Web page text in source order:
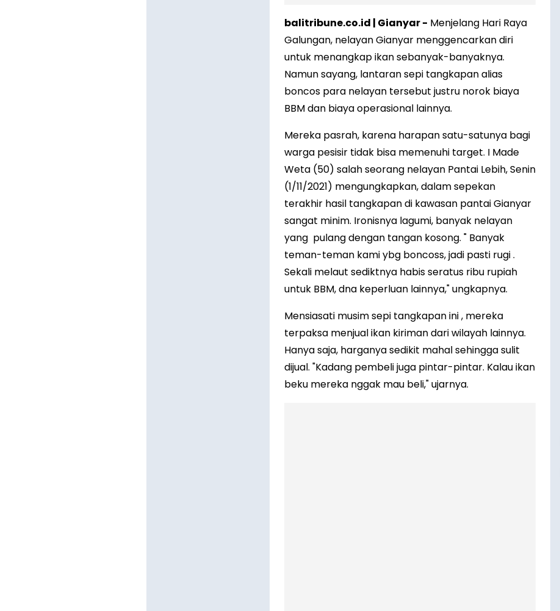
balitribune.co.id | Gianyar - Menjelang Hari Raya
Galungan, nelayan Gianyar menggencarkan diri
untuk menangkap ikan sebanyak-banyaknya.
Namun sayang, lantaran sepi tangkapan alias
boncos para nelayan tersebut justru norok biaya
BBM dan biaya operasional lainnya.
Mereka pasrah, karena harapan satu-satunya bagi
warga pesisir tidak bisa memenuhi target. I Made
Weta (50) salah seorang nelayan Pantai Lebih, Senin
(1/11/2021) mengungkapkan, dalam sepekan
terakhir hasil tangkapan di kawasan pantai Gianyar
sangat minim. Ironisnya lagumi, banyak nelayan
yang pulang dengan tangan kosong. " Banyak
teman-teman kami ybg boncoss, jadi pasti rugi .
Sekali melaut sediktnya habis seratus ribu rupiah
untuk BBM, dna keperluan lainnya," ungkapnya.
Mensiasati musim sepi tangkapan ini , mereka
terpaksa menjual ikan kiriman dari wilayah lainnya.
Hanya saja, harganya sedikit mahal sehingga sulit
dijual. "Kadang pembeli juga pintar-pintar. Kalau ikan
beku mereka nggak mau beli," ujarnya.